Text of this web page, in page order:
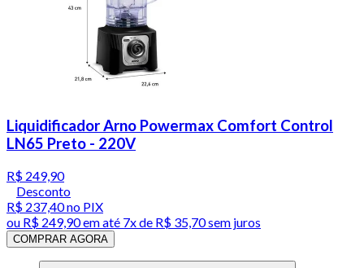
Liquidificador Arno Powermax Comfort Control
LN65 Preto - 220V
R$ 249,90
Desconto
R$ 237,40no PIX
ou R$ 249,90em até 7x de R$ 35,70 sem juros
COMPRAR AGORA